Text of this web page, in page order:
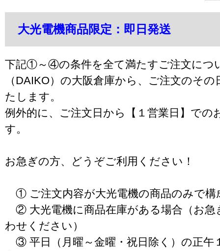
大光電機商品限定：即日発送
下記①～④の条件を全て満たすご注文につ
（DAIKO）の大阪倉庫から、ご注文のそ
たします。
例外的に、ご注文日から【１営業日】での
す。
お急ぎの方、どうぞご利用ください！
① ご注文内容が大光電機の商品のみで構
② 大光電機に商品在庫がある場合（お急
わせください）
③ 平日（月曜～金曜・祝日除く）の正午